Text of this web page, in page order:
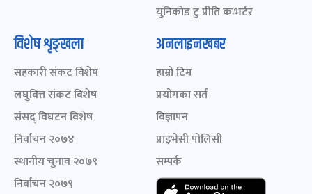
युनिकोड टु प्रीति कन्भर्टर
विशेष शृङ्खला
सहकारी संकट विशेष
लघुवित्त संकट विशेष
संसद् विघटन विशेष
निर्वाचन २०७४
स्थानीय चुनाव २०७९
निर्वाचन २०७९
अनलाइनखबर
हाम्रो टिम
प्रयोगका सर्त
विज्ञापन
प्राइभेसी पोलिसी
सम्पर्क